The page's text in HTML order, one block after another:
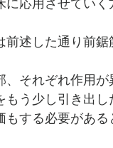
に応用させてい
前述した通り前
、それぞれ作用
もう少し引き出
もする必要があ